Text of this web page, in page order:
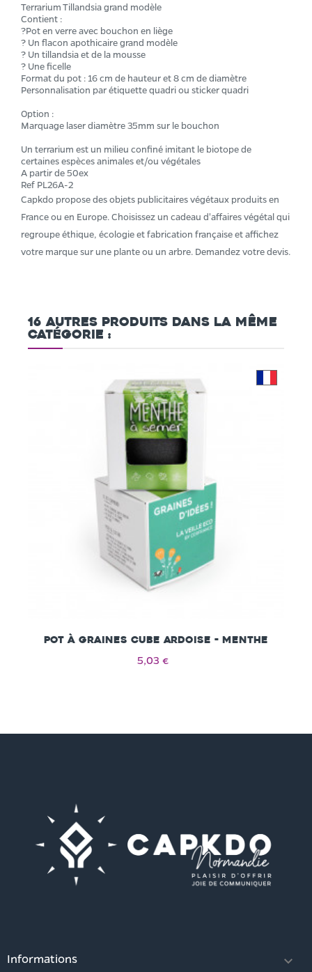
Terrarium Tillandsia grand modèle
Contient :
?Pot en verre avec bouchon en liège
? Un flacon apothicaire grand modèle
? Un tillandsia et de la mousse
? Une ficelle
Format du pot : 16 cm de hauteur et 8 cm de diamètre
Personnalisation par étiquette quadri ou sticker quadri
Option :
Marquage laser diamètre 35mm sur le bouchon
Un terrarium est un milieu confiné imitant le biotope de
certaines espèces animales et/ou végétales
A partir de 50ex
Ref PL26A-2
Capkdo propose des objets publicitaires végétaux produits en
France ou en Europe. Choisissez un cadeau d'affaires végétal qui
regroupe éthique, écologie et fabrication française et affichez
votre marque sur une plante ou un arbre. Demandez votre devis.
16 autres produits dans la même
catégorie :
Pot à Graines Cube ARDOISE - Menthe
5,03 €
Informations 